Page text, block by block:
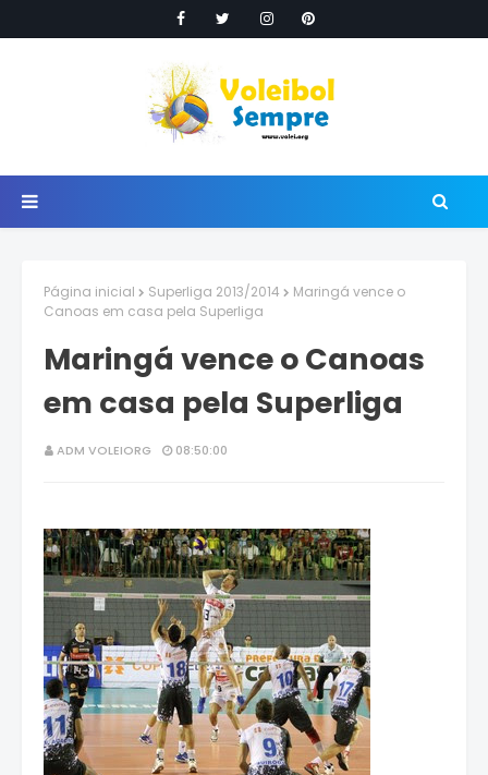
Página inicial Superliga 2013/2014
Maringá vence o
Canoas em casa pela Superliga
Maringá vence o Canoas
em casa pela Superliga
ADM VOLEIORG 08:50:00